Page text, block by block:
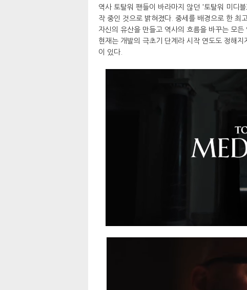
역사 토탈워 팬들이 바라마지 않던 '토탈워 미디
작 중인 것으로 밝혀졌다. 중세를 배경으로 한 최
자신의 유산을 만들고 역사의 흐름을 바꾸는 모
현재는 개발의 극초기 단계라 시작 연도도 정해
이 있다.